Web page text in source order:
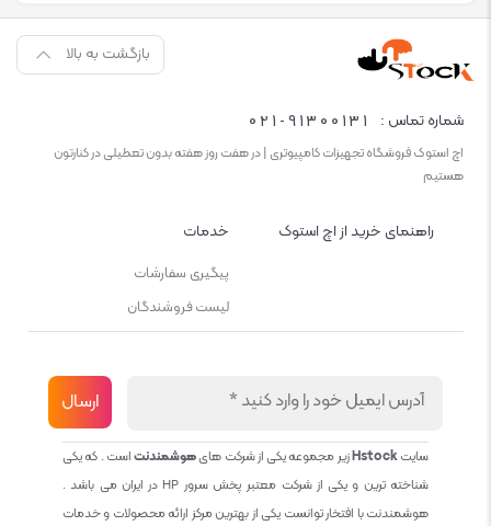
بازگشت به بالا
شماره تماس : 021-91300131
اچ استوک فروشگاه تجهیزات کامپیوتری | در هفت روز هفته بدون تعطیلی در کنارتون
هستیم
راهنمای خرید از اچ استوک خدمات
پیگیری سفارشات
لیست فروشندگان
سایتHstockزیر مجموعه یکی از شرکت هایهوشمندنتاست . که یکی
شناخته ترین و یکی از شرکت معتبر پخش سرور HP در ایران می باشد .
هوشمندنت با افتخار توانست یکی از بهترین مرکز ارائه محصولات و خدمات